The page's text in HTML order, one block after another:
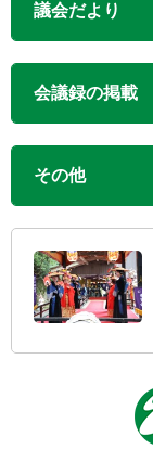
議会だより
会議録の掲載
その他